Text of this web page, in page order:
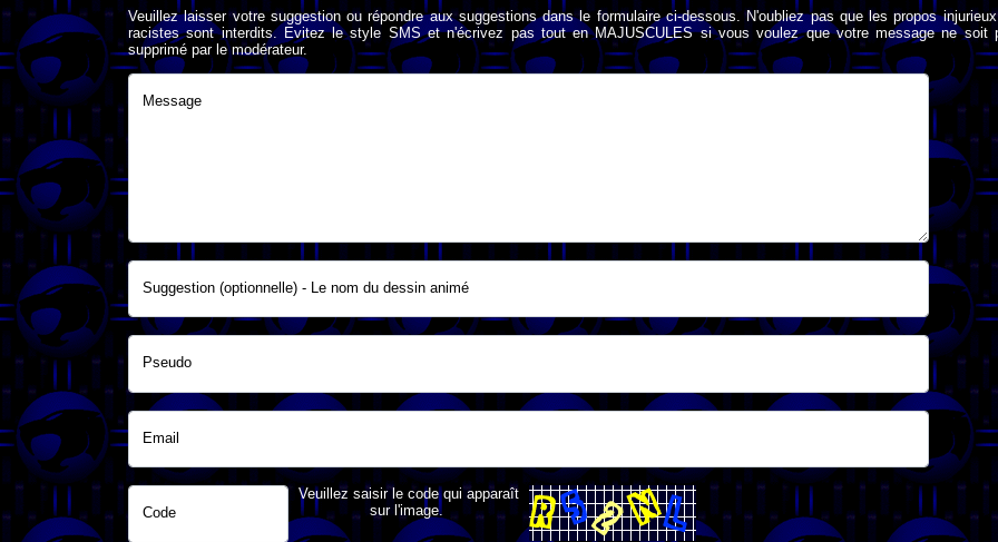
Veuillez laisser votre suggestion ou répondre aux suggestions dans le formulaire ci-dessous. N'oubliez pas que les propos
racistes sont interdits. Evitez le style SMS et n'écrivez pas tout en MAJUSCULES si vous voulez que votre message ne soit
supprimé par le modérateur.
Message
Suggestion (optionnelle) - Le nom du dessin animé
Pseudo
Email
Code
Veuillez saisir le code qui apparaît
sur l'image.